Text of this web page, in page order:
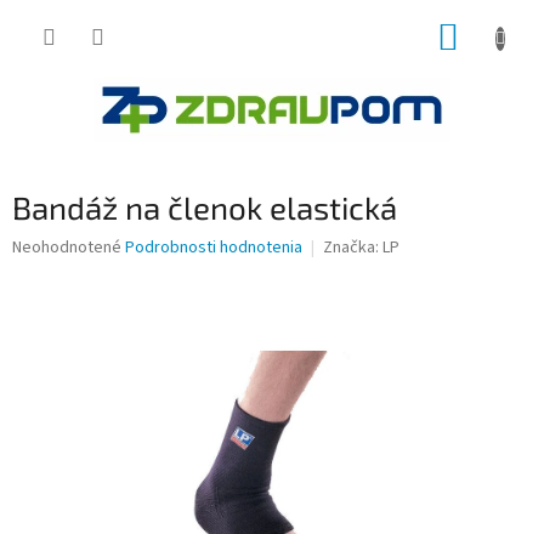
Bandáž na členok elastická
Priemerné
Neohodnotené Podrobnosti hodnotenia Značka: LP